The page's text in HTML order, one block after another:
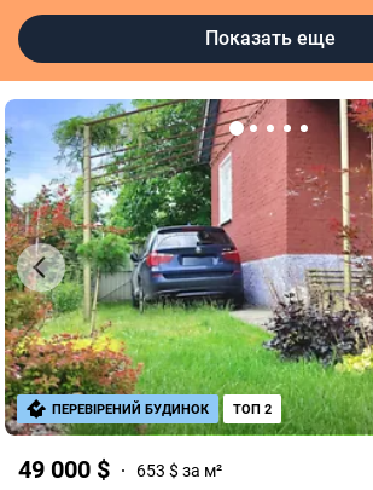
С террасой С удобствами
Этажность
Двухэтажный Одноэтажный
Трехэтажный Четырехэтажный
Показать еще
49 000 $ 653 $ за м²
ПЕРЕВІРЕНИЙ БУДИНОК ТОП 2